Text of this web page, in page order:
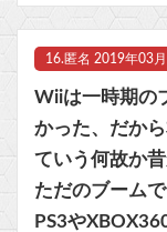
16. 匿名 2019年03
Wiiは一時期の
かった、だか
ていう何故か
ただのブーム
PS3や